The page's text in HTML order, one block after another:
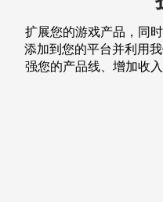
扩展您的游戏产品，同
添加到您的平台并利用
强您的产品线、增加收